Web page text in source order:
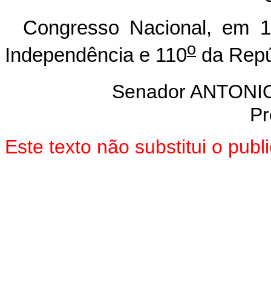
Congresso Nacional, em
Independência e 110o da
Senador
Este texto não substitui o